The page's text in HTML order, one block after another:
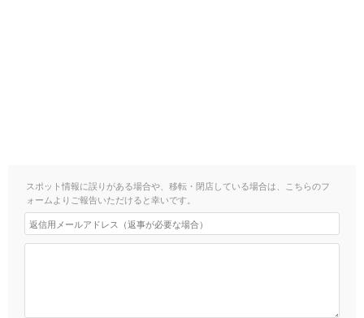
スポット情報に誤りがある場合や、移転・閉店している場合は、こちらのフ
ォームよりご報告いただけると幸いです。